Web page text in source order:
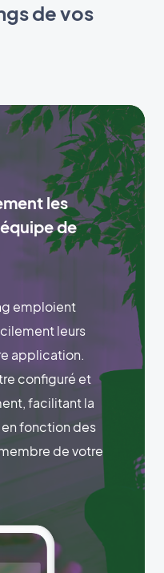
de vos
les
de
emploient
leurs
application.
configuré et
facilitant la
fonction des
de votre